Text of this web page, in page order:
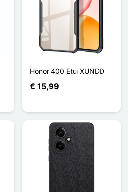
Honor 400 Etui XUNDD
€ 15,99